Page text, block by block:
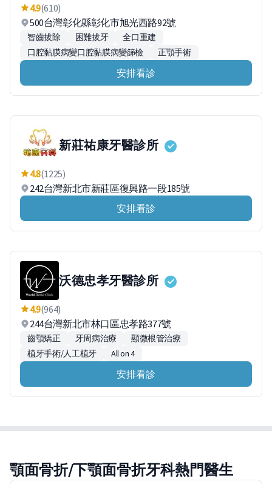
4.9(610)
500台灣彰化縣彰化市旭光西路92號
智齒拔除 困難拔牙
全口重建
口腔黏膜病變口腔黏膜病變篩檢
正顎手術
安排看診
新莊祐康牙醫診所
4.8(1225)
242台灣新北市新莊區復興路一段185號
安排看診
沃德忠孝牙醫診所
4.9(964)
244台灣新北市林口區忠孝路377號
齒顎矯正 牙周病治療
顯微根管治療
植牙手術/人工植牙
All on 4
安排看診
顎面骨折/下顎面骨折牙科熱門醫生